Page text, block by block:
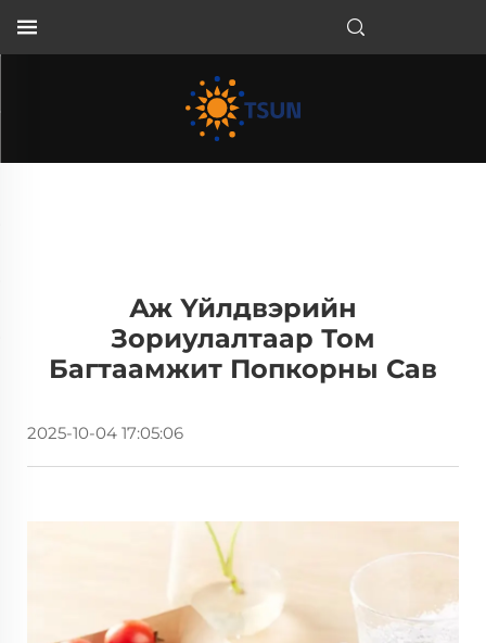
Аж Үйлдвэрийн
Зориулалтаар Том
Багтаамжит Попкорны Сав
2025-10-04 17:05:06